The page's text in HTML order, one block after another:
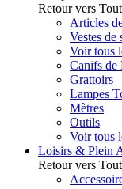
Retour vers
Articles
Vestes de
Voir tous
Canifs de
Grattoirs
Lampes
Mètres
Outils
Voir tous
Loisirs & Plein
Retour vers